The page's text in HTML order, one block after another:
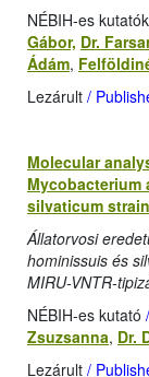
NÉBIH-es kutatók
Gábor, Dr.
Ádám,
Lezárult /
Molecular
Mycobacterium
silvaticum
Állatorvosi
hominissuis és
MIRU-VNTR-
NÉBIH-es kutató
Zsuzsanna, Dr.
Lezárult /